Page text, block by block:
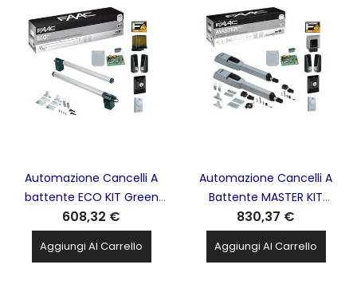
Automazione Cancelli A
battente ECO KIT Green
230V FAAC - 105632445
608,32 €
Aggiungi Al Carrello
Automazione Cancelli A
Battente MASTER KIT
Green 230V FAAC -
104415445
830,37 €
Aggiungi Al Carrello